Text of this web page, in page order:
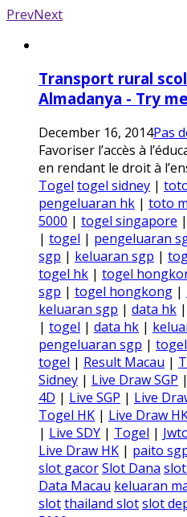
PrevNext
Transport rural
Almadanya - Try
December 16, 2014Pas
Favoriser l’accès à
en rendant le droit à
Togel togel sidney |
pengeluaran hk | toto
5000 | togel singapore |
| togel | pengeluaran
sgp | keluaran sgp |
togel hk | togel
sgp | togel hongkong |
keluaran sgp | data hk |
| togel | data hk |
pengeluaran sgp |
togel | Result Macau |
Sidney | Live Draw SGP |
4D | Live SGP | Live
Togel HK | Live Draw
| Live SDY | Togel |
Live Draw HK | paito
slot gacorSlot Dana
Data Macau keluaran
slotthailand slotslot